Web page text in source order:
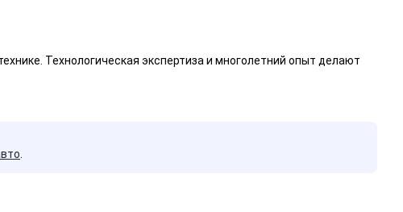
Технологическая экспертиза и многолетний опыт делают